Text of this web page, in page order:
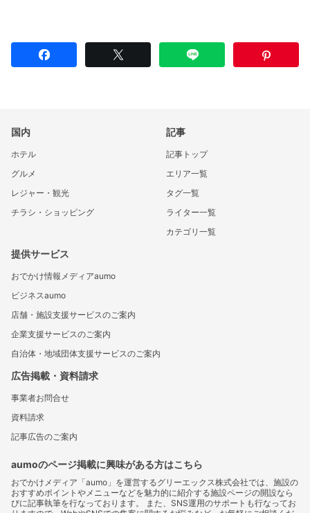
国内
ホテル
グルメ
レジャー・観光
チラシ・ショッピング
記事
記事トップ
エリア一覧
タグ一覧
ライター一覧
カテゴリ一覧
提供サービス
おでかけ情報メディアaumo
ビジネスaumo
店舗・施設支援サービスのご案内
企業支援サービスのご案内
自治体・地域団体支援サービスのご案内
広告掲載・資料請求
事業者お問合せ
資料請求
記事広告のご案内
aumoのページ掲載に興味がある方はこちら
おでかけメディア「aumo」を運営するグリーエックス株式会社では、施設の
おすすめポイントやメニューなどを魅力的に紹介する施設ページの開設なら
びに記事執筆を行なっております。 また、SNS運用のサポートも行なってお